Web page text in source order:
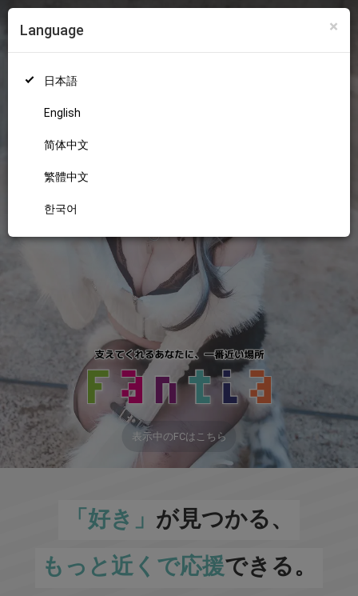
×
Language
日本語
English
简体中文
繁體中文
한국어
18+
表示中のFCはこちら
「好き」 が見つかる、
もっと近くで応援できる。